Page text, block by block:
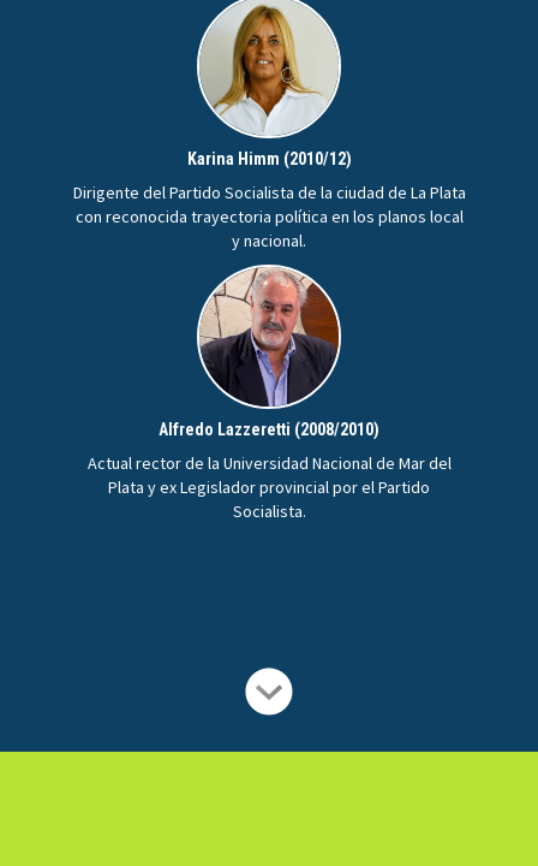
Karina Himm (2010/12)
Dirigente del Partido Socialista de la ciudad de La Plata
con reconocida trayectoria política en los planos local
y nacional.
Alfredo Lazzeretti (2008/2010)
Actual rector de la Universidad Nacional de Mar del
Plata y ex Legislador provincial por el Partido
Socialista.